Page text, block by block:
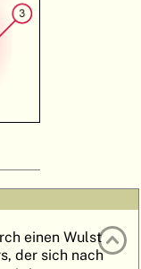
einen Wulst
der sich nach